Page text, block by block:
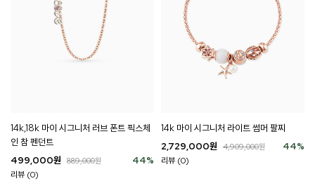
14k,18k 마이 시그니처 러브 폰트 픽스체
인 참 펜던트
44%
499,000원 889,000원
리뷰 (0)
14k 마이 시그니처 라이트 썸머 팔찌
44%
2,729,000원 4,909,000원
리뷰 (0)